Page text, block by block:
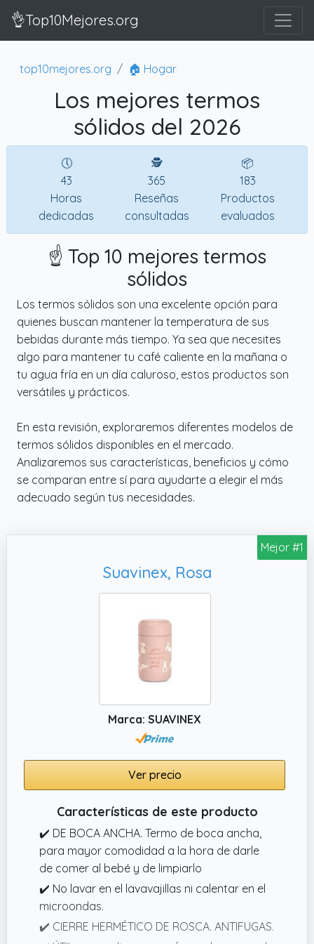
👌Top10Mejores.org
top10mejores.org 🏠 Hogar
Los mejores termos
sólidos del 2026
🕔
43
Horas
dedicadas
🕵
365
Reseñas
consultadas
📦
183
Productos
evaluados
☝️ Top 10 mejores termos
sólidos
Los termos sólidos son una excelente opción para
quienes buscan mantener la temperatura de sus
bebidas durante más tiempo. Ya sea que necesites
algo para mantener tu café caliente en la mañana o
tu agua fría en un día caluroso, estos productos son
versátiles y prácticos.
En esta revisión, exploraremos diferentes modelos de
termos sólidos disponibles en el mercado.
Analizaremos sus características, beneficios y cómo
se comparan entre sí para ayudarte a elegir el más
adecuado según tus necesidades.
Mejor #1
Suavinex, Rosa
Marca: SUAVINEX
Ver precio
Características de este producto
✔️ DE BOCA ANCHA. Termo de boca ancha,
para mayor comodidad a la hora de darle
de comer al bebé y de limpiarlo
✔️ No lavar en el lavavajillas ni calentar en el
microondas.
✔️ CIERRE HERMÉTICO DE ROSCA. ANTIFUGAS.